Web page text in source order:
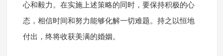
心和毅力。在实施上述策略的同时，要保持积极的心
态，相信时间和努力能够化解一切难题。持之以恒地
付出，终将收获美满的婚姻。